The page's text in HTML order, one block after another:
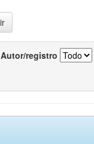
Autor/registro